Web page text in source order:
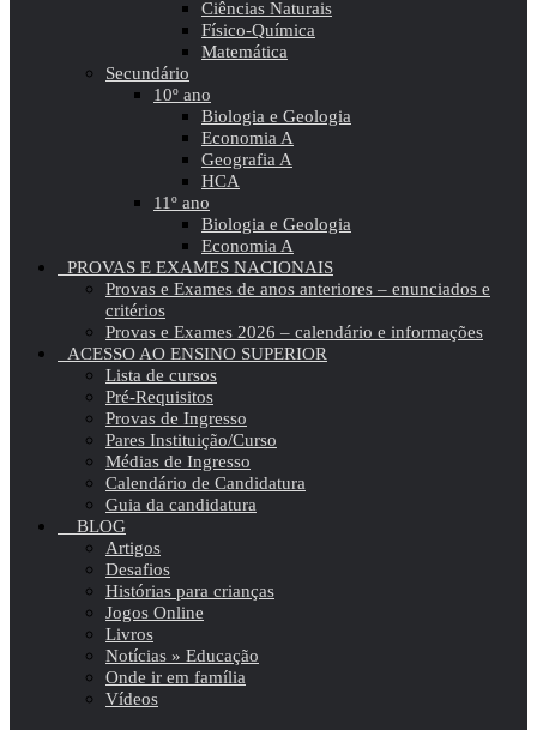
Ciências Naturais
Físico-Química
Matemática
Secundário
10º ano
Biologia e Geologia
Economia A
Geografia A
HCA
11º ano
Biologia e Geologia
Economia A
PROVAS E EXAMES NACIONAIS
Provas e Exames de anos anteriores – enunciados e
critérios
Provas e Exames 2026 – calendário e informações
ACESSO AO ENSINO SUPERIOR
Lista de cursos
Pré-Requisitos
Provas de Ingresso
Pares Instituição/Curso
Médias de Ingresso
Calendário de Candidatura
Guia da candidatura
BLOG
Artigos
Desafios
Histórias para crianças
Jogos Online
Livros
Notícias » Educação
Onde ir em família
Vídeos